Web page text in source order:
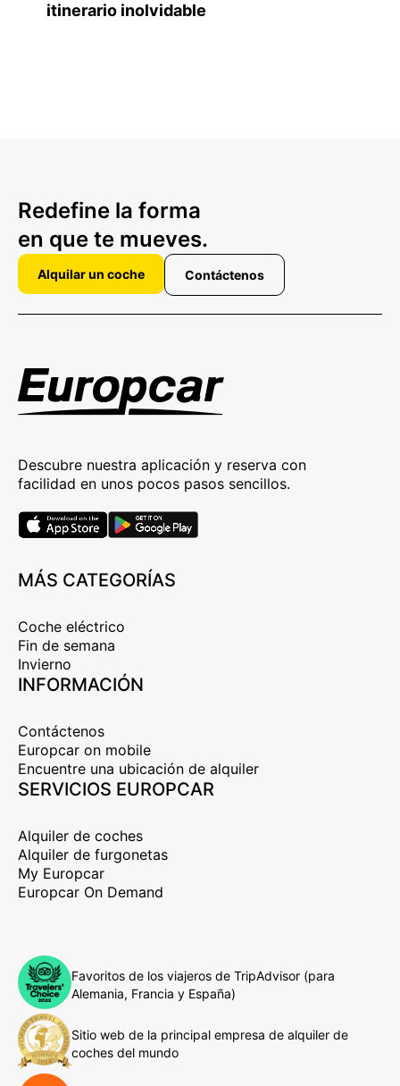
itinerario inolvidable
Redefine la forma
en que te mueves.
Alquilar un coche Contáctenos
Descubre nuestra aplicación y reserva con
facilidad en unos pocos pasos sencillos.
MÁS CATEGORÍAS
Coche eléctrico
Fin de semana
Invierno
INFORMACIÓN
Contáctenos
Europcar on mobile
Encuentre una ubicación de alquiler
SERVICIOS EUROPCAR
Alquiler de coches
Alquiler de furgonetas
My Europcar
Europcar On Demand
Favoritos de los viajeros de TripAdvisor (para
Alemania, Francia y España)
Sitio web de la principal empresa de alquiler de
coches del mundo